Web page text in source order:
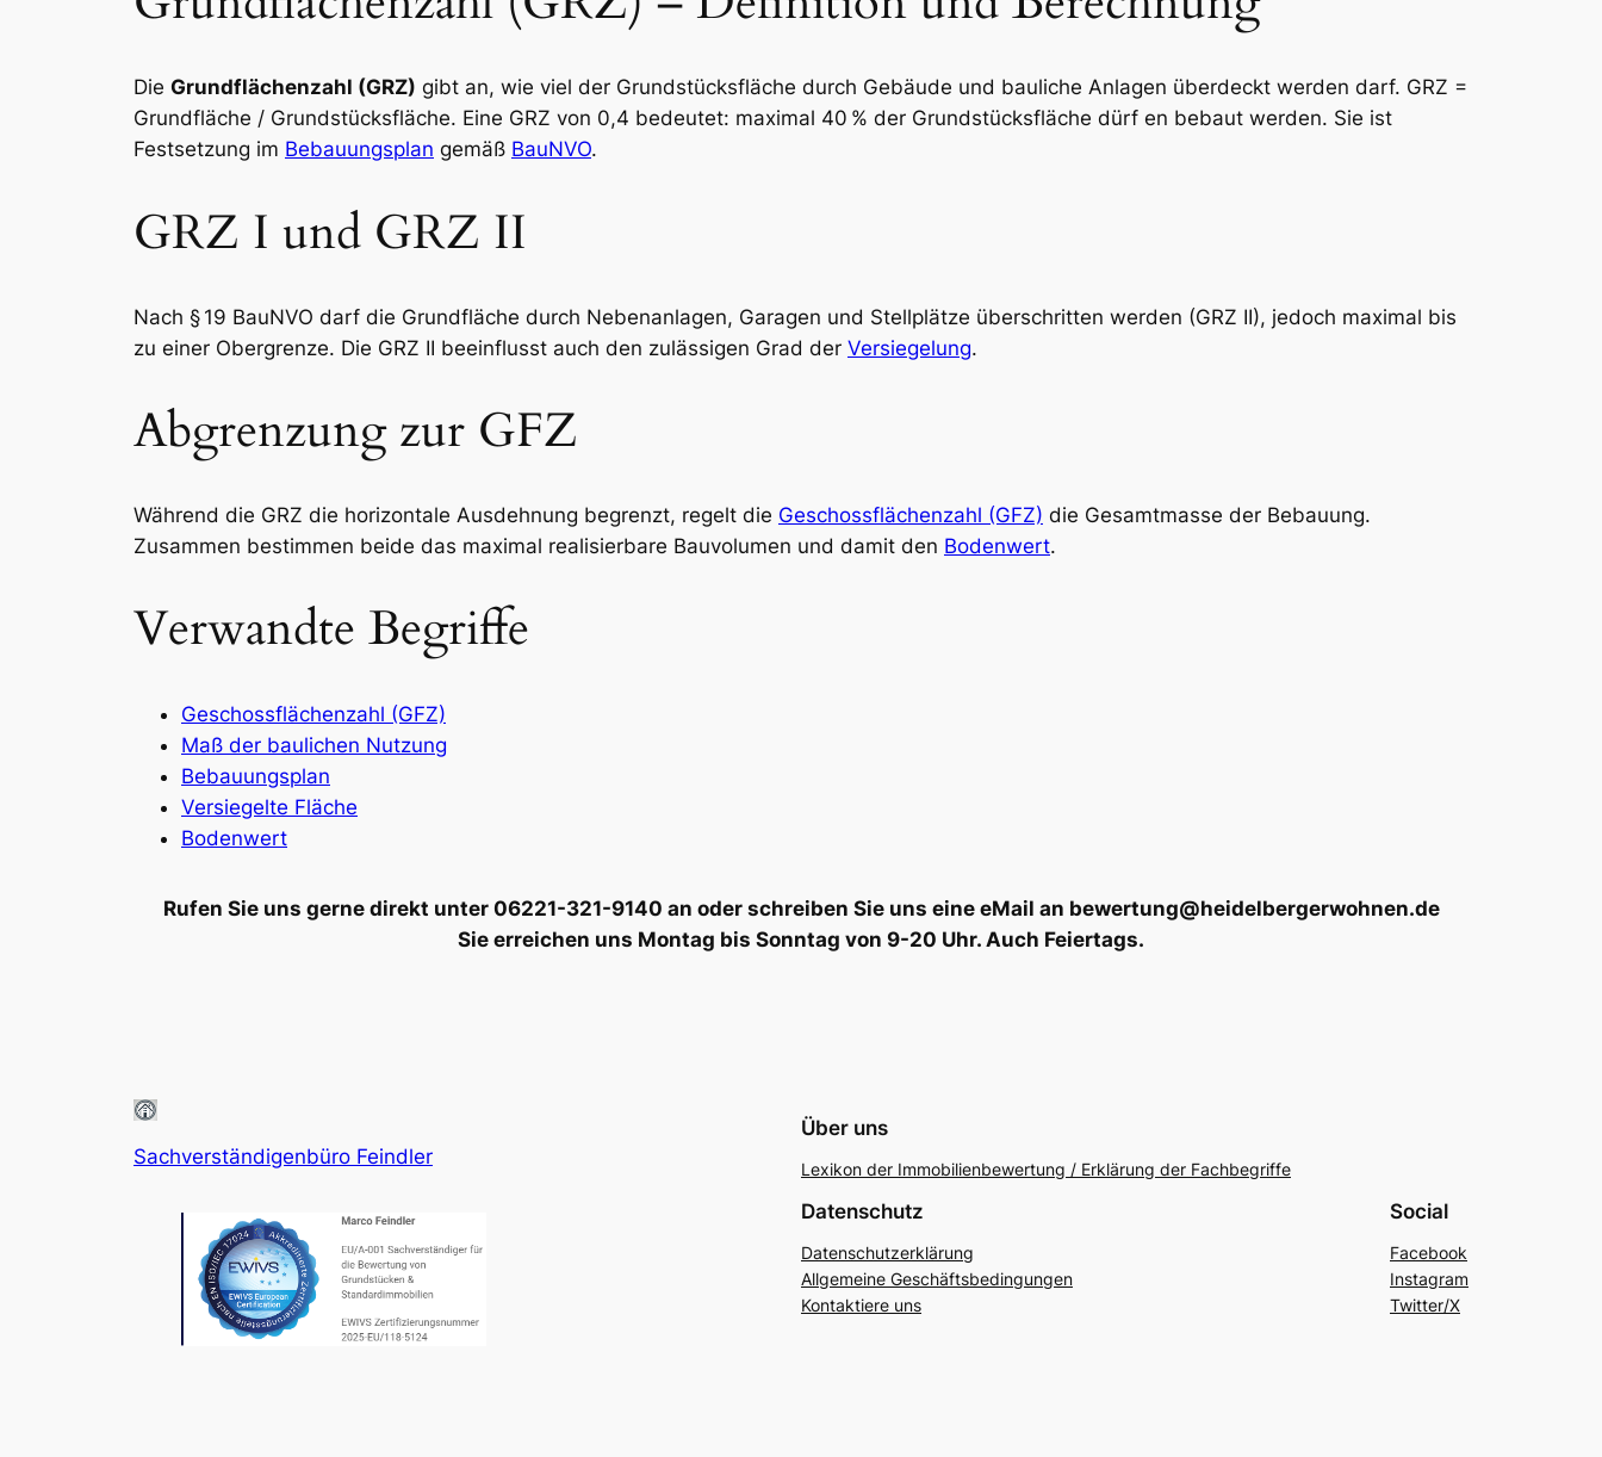
Die Grundflächenzahl (GRZ) gibt an, wie viel der Grundstücksfläche durch Gebäude und bauliche Anlagen überdeckt werden darf. GRZ =
Grundfläche / Grundstücksfläche. Eine GRZ von 0,4 bedeutet: maximal 40 % der Grundstücksfläche dürf en bebaut werden. Sie ist
Festsetzung im Bebauungsplan gemäß BauNVO.
GRZ I und GRZ II
Nach § 19 BauNVO darf die Grundfläche durch Nebenanlagen, Garagen und Stellplätze überschritten werden (GRZ II), jedoch maximal bis
zu einer Obergrenze. Die GRZ II beeinflusst auch den zulässigen Grad der Versiegelung.
Abgrenzung zur GFZ
Während die GRZ die horizontale Ausdehnung begrenzt, regelt die Geschossflächenzahl (GFZ) die Gesamtmasse der Bebauung.
Zusammen bestimmen beide das maximal realisierbare Bauvolumen und damit den Bodenwert.
Verwandte Begriffe
Geschossflächenzahl (GFZ)
Maß der baulichen Nutzung
Bebauungsplan
Versiegelte Fläche
Bodenwert
Rufen Sie uns gerne direkt unter 06221-321-9140 an oder schreiben Sie uns eine eMail an bewertung@heidelbergerwohnen.de
Sie erreichen uns Montag bis Sonntag von 9-20 Uhr. Auch Feiertags.
Sachverständigenbüro Feindler
Über uns
Lexikon der Immobilienbewertung / Erklärung der Fachbegriffe
Datenschutz
Datenschutzerklärung
Allgemeine Geschäftsbedingungen
Kontaktiere uns
Social
Facebook
Instagram
Twitter/X